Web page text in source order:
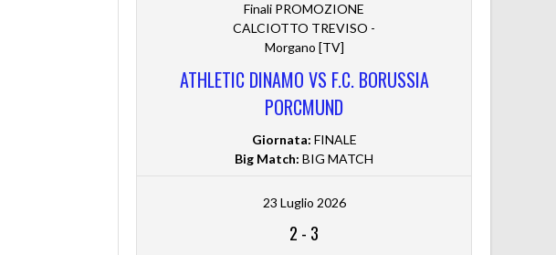
Finali PROMOZIONE
CALCIOTTO TREVISO -
Morgano [TV]
ATHLETIC DINAMO VS F.C. BORUSSIA
PORCMUND
Giornata: FINALE
Big Match: BIG MATCH
23 Luglio 2026
2 - 3